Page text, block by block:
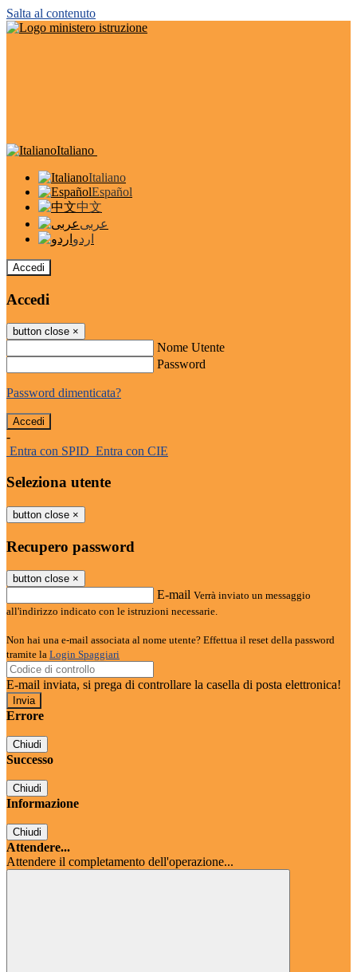
Salta al contenuto
Italiano
Italiano
Español
中文
عربى
اردو
Accedi
Accedi
button close ×
Nome Utente
Password
Password dimenticata?
-
Entra con SPID Entra con CIE
Seleziona utente
button close ×
Recupero password
button close ×
E-mail Verrà inviato un messaggio
all'indirizzo indicato con le istruzioni necessarie.
Non hai una e-mail associata al nome utente? Effettua il reset della password
tramite la Login Spaggiari
E-mail inviata, si prega di controllare la casella di posta elettronica!
Errore
Chiudi
Successo
Chiudi
Informazione
Chiudi
Attendere...
Attendere il completamento dell'operazione...